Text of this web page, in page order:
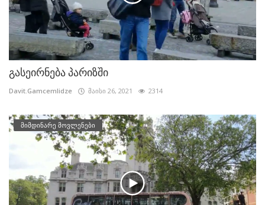
გასეირნება პარიზში
Davit.Gamcemlidze მაისი 26, 2021 2314
მიმდინარე მოვლენები